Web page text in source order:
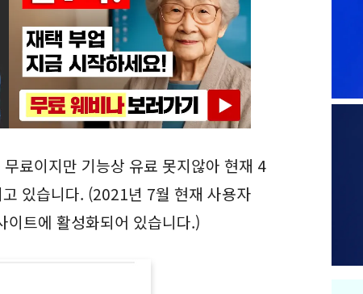
료이지만 기능상 유료 못지않아 현재 4
있습니다. (2021년 7월 현재 사용자
트에 활성화되어 있습니다.)